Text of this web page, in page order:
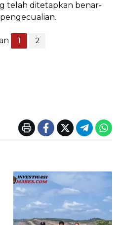
telah ditetapkan benar-
1 2